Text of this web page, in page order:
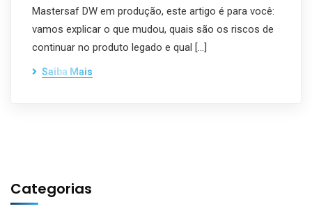
Mastersaf DW em produção, este artigo é para você:
vamos explicar o que mudou, quais são os riscos de
continuar no produto legado e qual […]
Saiba Mais
Categorias